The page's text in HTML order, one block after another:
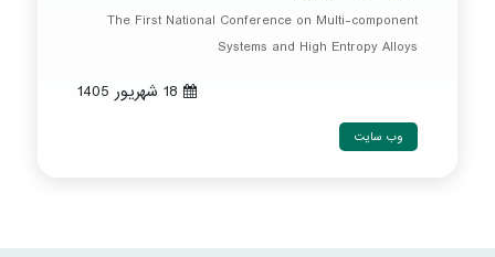
The First National Conference on Multi-component
Systems and High Entropy Alloys
وب سایت